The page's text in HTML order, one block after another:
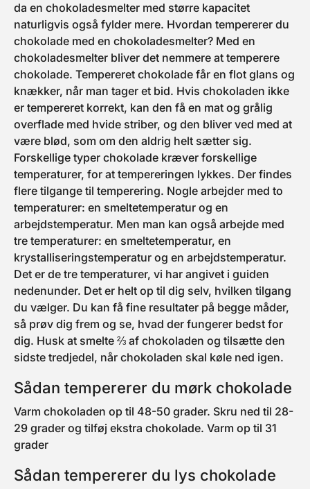
da en chokoladesmelter med større kapacitet
naturligvis også fylder mere. Hvordan tempererer du
chokolade med en chokoladesmelter? Med en
chokoladesmelter bliver det nemmere at temperere
chokolade. Tempereret chokolade får en flot glans og
knækker, når man tager et bid. Hvis chokoladen ikke
er tempereret korrekt, kan den få en mat og grålig
overflade med hvide striber, og den bliver ved med at
være blød, som om den aldrig helt sætter sig.
Forskellige typer chokolade kræver forskellige
temperaturer, for at tempereringen lykkes. Der findes
flere tilgange til temperering. Nogle arbejder med to
temperaturer: en smeltetemperatur og en
arbejdstemperatur. Men man kan også arbejde med
tre temperaturer: en smeltetemperatur, en
krystalliseringstemperatur og en arbejdstemperatur.
Det er de tre temperaturer, vi har angivet i guiden
nedenunder. Det er helt op til dig selv, hvilken tilgang
du vælger. Du kan få fine resultater på begge måder,
så prøv dig frem og se, hvad der fungerer bedst for
dig. Husk at smelte ⅔ af chokoladen og tilsætte den
sidste tredjedel, når chokoladen skal køle ned igen.
Sådan tempererer du mørk chokolade
Varm chokoladen op til 48-50 grader. Skru ned til 28-
29 grader og tilføj ekstra chokolade. Varm op til 31
grader
Sådan tempererer du lys chokolade